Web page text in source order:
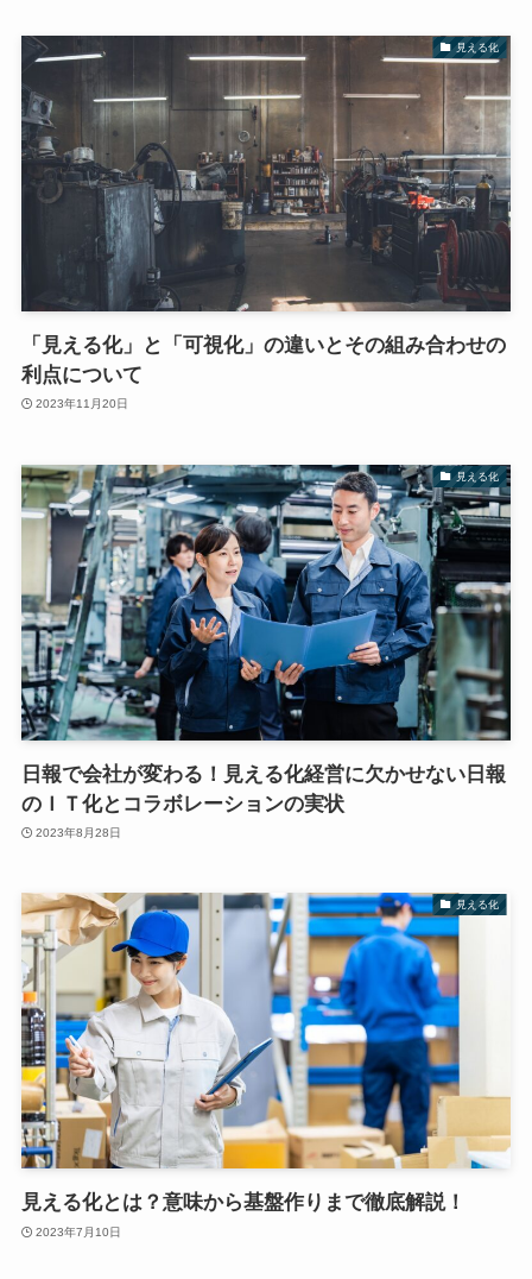
見える化
「見える化」と「可視化」の違いとその組み合わせの
利点について
2023年11月20日
見える化
日報で会社が変わる！見える化経営に欠かせない日報
のＩＴ化とコラボレーションの実状
2023年8月28日
見える化
見える化とは？意味から基盤作りまで徹底解説！
2023年7月10日